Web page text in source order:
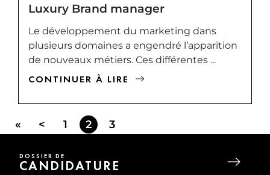
Luxury Brand manager
Le développement du marketing dans
plusieurs domaines a engendré l’apparition
de nouveaux métiers. Ces différentes ...
CONTINUER À LIRE
Pages
« < 1 2 3
DOSSIER DE
CANDIDATURE